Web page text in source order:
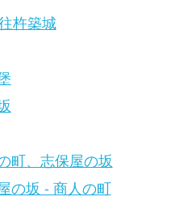
杵築城
町、志保屋の坂
の坂 - 商人の町